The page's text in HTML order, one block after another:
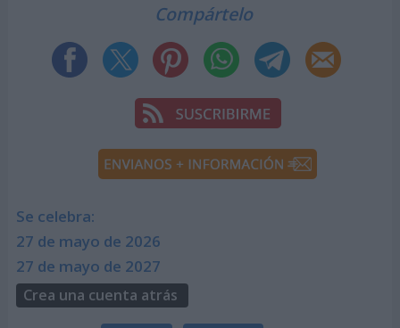
Compártelo
Se celebra:
27 de mayo de 2026
27 de mayo de 2027
Crea una cuenta atrás